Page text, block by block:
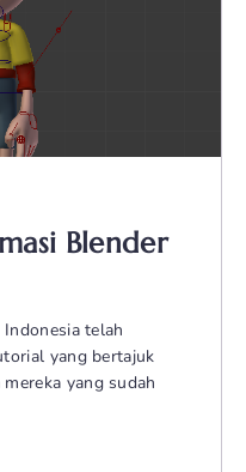
Blender
telah
yang bertajuk
yang sudah